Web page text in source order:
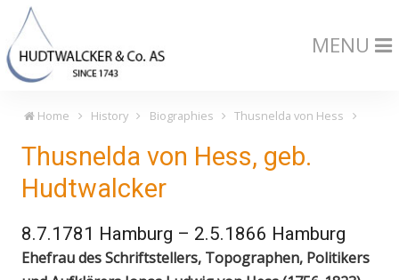
MENU
Home History Biographies Thusnelda von Hess
Thusnelda von Hess, geb.
Hudtwalcker
8.7.1781 Hamburg – 2.5.1866 Hamburg
Ehefrau des Schriftstellers, Topographen, Politikers